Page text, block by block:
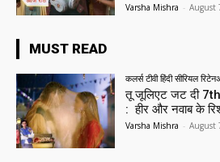
Varsha Mishra - August
MUST READ
कलर्स टीवी हिंदी सीरियल
तू जूलिएट जट दी
: हीर और नवाब के
Varsha Mishra - August